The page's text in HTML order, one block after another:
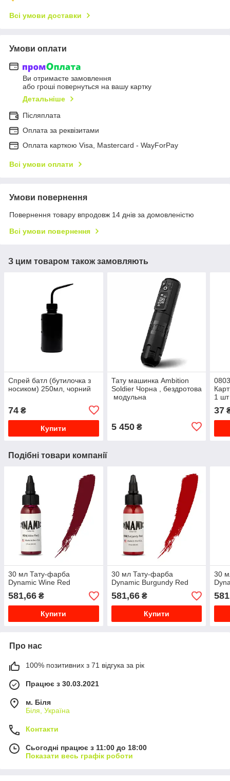
Всі умови доставки
Умови оплати
Ви отримаєте замовлення
або гроші повернуться на вашу картку
Детальніше
Післяплата
Оплата за реквізитами
Оплата карткою Visa, Mastercard - WayForPay
Всі умови оплати
Умови повернення
Повернення товару впродовж 14 днів за домовленістю
Всі умови повернення
З цим товаром також замовляють
Спрей батл (бутилочка з
носиком) 250мл, чорний
74 ₴
Купити
Тату машинка Ambition
Soldier Чорна , бездротова
модульна
5 450₴
1 шт
37
Подібні товари компанії
30 мл Тату-фарба
Dynamic Wine Red
581,66 ₴
Купити
30 мл Тату-фарба
Dynamic Burgundy Red
581,66₴
Купити
30
Про нас
100% позитивних з 71 відгука за рік
Працює з 30.03.2021
м. Біля
Біля, Україна
Контакти
Сьогодні працює з 11:00 до 18:00
Показати весь графік роботи